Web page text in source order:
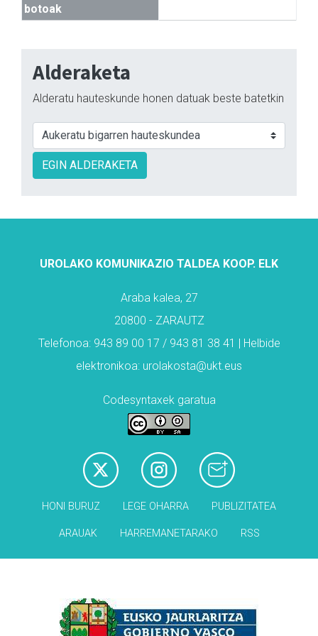
botoak
Alderaketa
Alderatu hauteskunde honen datuak beste batetkin
EGIN ALDERAKETA
UROLAKO KOMUNIKAZIO TALDEA KOOP. ELK
Araba kalea, 27
20800 - ZARAUTZ
Telefonoa: 943 89 00 17 / 943 81 38 41 | Helbide
elektronikoa: urolakosta@ukt.eus
Codesyntaxek garatua
HONI BURUZ LEGE OHARRA PUBLIZITATEA
ARAUAK HARREMANETARAKO RSS